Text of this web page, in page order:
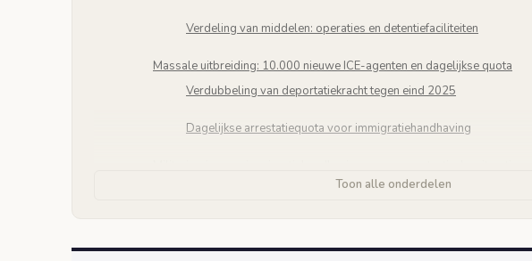
Verdeling van middelen: operaties en detentiefaciliteiten
Massale uitbreiding: 10.000 nieuwe ICE-agenten en dagelijkse quota
Verdubbeling van deportatiekracht tegen eind 2025
Dagelijkse arrestatiequota voor immigratiehandhaving
360% stijging in wapen- en munitie-uitgaven
Toon alle onderdelen